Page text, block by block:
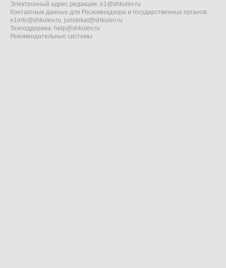
Электронный адрес редакции: e1@shkulev.ru
Контактные данные для Роскомнадзора и государственных органов:
e1info@shkulev.ru, juristekat@shkulev.ru
Техподдержка: help@shkulev.ru
Рекомендательные системы